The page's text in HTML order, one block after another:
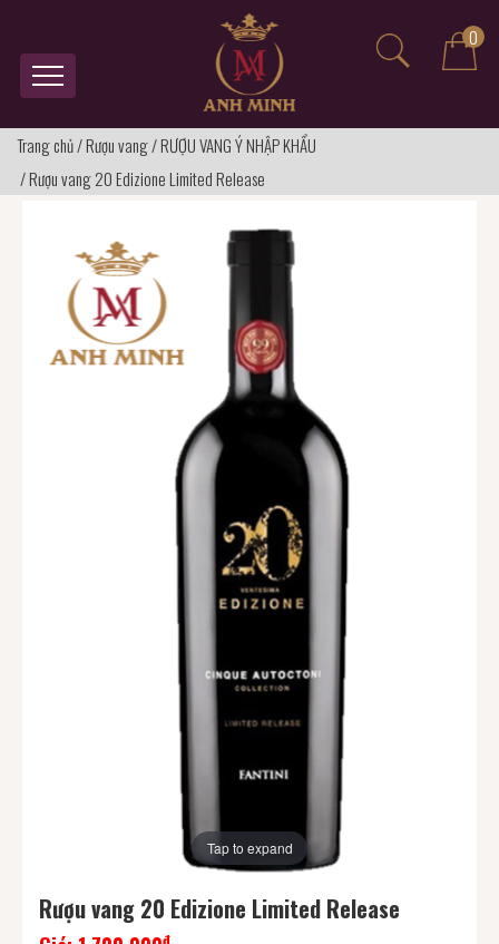
0
Trang chủ/Rượu vang/RƯỢU VANG Ý NHẬP KHẨU
/Rượu vang 20 Edizione Limited Release
Tap to expand
Rượu vang 20 Edizione Limited Release